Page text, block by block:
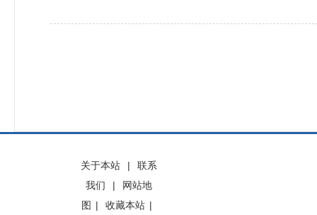
关于本站 |
联系
我们
|
网站地
图 | 收藏本站 |